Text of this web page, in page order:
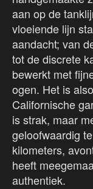
aan op de
vloeiende lijn
aandacht; van
tot de discrete
bewerkt met
ogen. Het is
Californische
is strak, maar
geloofwaardig
kilometers,
heeft
authentiek.